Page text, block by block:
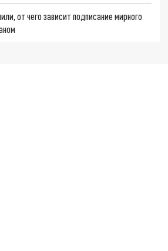
от чего зависит подписание мирного